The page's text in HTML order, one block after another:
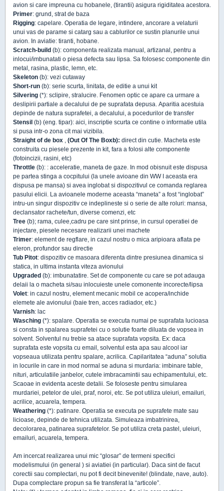
avion si care impreuna cu hobanele, (tirantii) asigura rigiditatea acestora.
Primer: grund, strat de baza
Rigging: capelare. Operatia de legare, intindere, ancorare a velaturii
unui vas de parame si catarg sau a cablurilor ce sustin planurile unui
avion. In aviatie: tiranti, hobane.
Scratch-build (b): componenta realizata manual, artizanal, pentru a
inlocui/imbunatati o piesa defecta sau lipsa. Sa folosesc componente din
metal, rasina, plastic, lemn, etc.
Skeleton (b): vezi cutaway
Short-run (b): serie scurta, linitata, de editie a unui kit
Silvering (*): sclipire, stralucire. Fenomen optic ce apare ca urmare a
deslipirii partiale a decalului de pe suprafata depusa. Aparitia acestuia
depinde de natura suprafetei, a decalului, a pocedurilor de transfer
Stensil (b) (eng. tipar): aici, inscriptie scurta ce contine o informatie utila
si pusa intr-o zona cit mai vizibila.
Straight of de box , (Out Of The Boxb): direct din cutie. Macheta este
construita cu piesele prezente in kit, fara a folosi alte componente
(fotoincizii, rasini, etc)
Throttle (b): : acceleratie, maneta de gaze. In mod obisnuit este dispusa
pe partea stinga a cocpitului (la unele avioane din WW I aceasta era
dispusa pe mansa) si avea inglobat si dispozitivul ce comanda reglarea
pasului elicii. La avioanele moderne aceasta “maneta” a fost “inglobat”
intru-un singur dispozitiv ce indeplineste si o serie de alte roluri: mansa,
declansator rachete/tun, diverse comenzi, etc
Tree (b); rama, culee,cadru pe care sint prinse, in cursul operatiei de
injectare, piesele necesare realizarii unei machete
Trimer: element de regflare, in cazul nostru o mica aripioara aflata pe
eleron, profundor sau directie
Tub Pitot: dispozitiv ce masoara diferenta dintre presiunea dinamica si
statica, in ultima instanta viteza avionului
Upgraded (b): imbunatatire. Set de componente cu care se pot adauga
delaii la o macheta si/sau inlocuieste unele comonente incorecte/lipsa
Volet: in cazul nostru, element mecanic mobil ce acopera/inchide
elemete ale avionului (baie tren, acces radiador, etc.)
Varnish: lac
Wasching (*): spalare. Operatia se executa numai pe suprafata lucioasa
si consta in spalarea suprafetei cu o solutie foarte diluata de vopsea in
solvent. Solventul nu trebie sa atace suprafata vopsita. Ex: daca
suprafata este vopsita cu email, solventul esta apa sau alcool iar
vopseaua utilizata pentru spalare, acrilica. Capilaritatea “aduna” solutia
in locurile in care in mod normal se aduna si murdaria: imbinare table,
nituri, articulatiile janbelor, cutele imbracamintii sau echipamentului, etc.
Scaoae in evidenta aceste detalii. Se foloseste pentru simularea
murdariei, petelor de ulei, praf, noroi, etc. Se pot utiliza uleiuri, emailuri,
acrilice, acuarela, tempera.
Weathering (*): patinare. Operatia se executa pe suprafete mate sau
licioase, depinde de tehnica utilizata. Simuleaza imbatrinirea,
decolorarea, patinarea suprafetelor. Se pot utiliza creta pastel, uleiuri,
emailuri, acuarela, tempera.
Am incercat realizarea unui mic “glosar” de termeni specifici
modelismului (in general ) si aviatiei (in particular). Daca sint de facut
corectii sau complectari, nu pot fi decit binevenite! (blindate, nave, auto).
Dupa complectare propun sa fie transferat la “articole”.